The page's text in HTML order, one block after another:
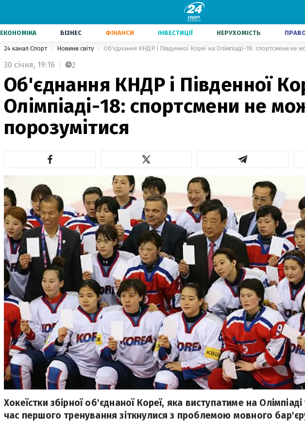
ЕКОНОМІКА БІЗНЕС ФІНАНСИ ІНВЕСТИЦІЇ НЕРУХОМІСТЬ
24 канал Спорт Новини світу Об'єднання КНДР і Південної Кореї на Олімпіаді-18: спортсмени не
30 січня, 19:16 2
Об'єднання КНДР і Південної
Олімпіаді-18: спортсмени не
порозумітися
Хокеїстки збірної об'єднаної Кореї, яка виступатиме на Олімпіаді
час першого тренування зіткнулися з проблемою мовного